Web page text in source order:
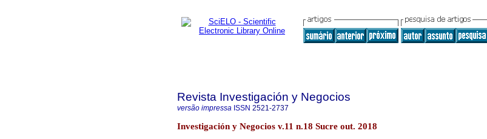
Revista Investigación y Negocios
versão impressa ISSN 2521-2737
Investigación y Negocios v.11 n.18 Sucre out. 2018